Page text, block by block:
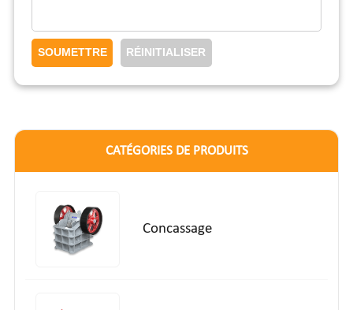
CATÉGORIES DE PRODUITS
Concassage